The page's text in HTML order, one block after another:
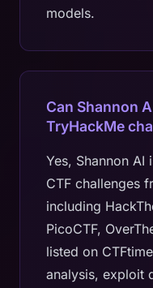
models.
Can Shannon
TryHackMe
Yes, Shannon
CTF challenges
including
PicoCTF,
listed on
analysis, exploit